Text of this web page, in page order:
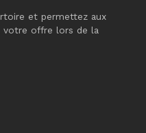
et permettez aux
votre offre lors de la